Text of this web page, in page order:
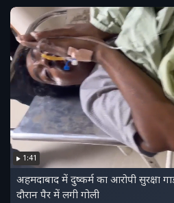
1:41
अहमदाबाद में दुष्कर्म का आरोपी सुरक्षा
दौरान पैर में लगी गोली